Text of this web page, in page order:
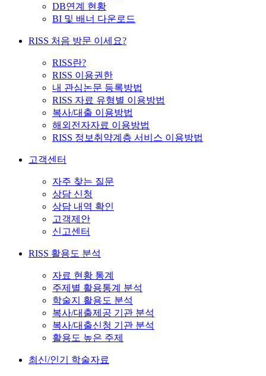
DB연계 현황
BI 및 배너 다운로드
RISS 처음 방문 이세요?
RISS란?
RISS 이용권한
내 관심논문 등록방법
RISS 자료 유형별 이용방법
복사/대출 이용방법
해외전자자료 이용방법
RISS 정보취약계층 서비스 이용방법
고객센터
자주 찾는 질문
상담 신청
상담 내역 확인
고객제안
신고센터
RISS 활용도 분석
자료 현황 통계
주제별 활용통계 분석
학술지 활용도 분석
복사/대출제공 기관 분석
복사/대출신청 기관 분석
활용도 높은 주제
최신/인기 학술자료